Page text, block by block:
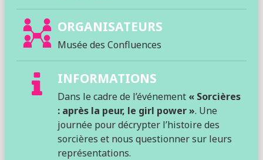
ORGANISATEURS
Musée des Confluences
INFORMATIONS
Dans le cadre de l’événement « Sorcières
: après la peur, le girl power ». Une
journée pour décrypter l’histoire des
sorcières et nous questionner sur leurs
représentations.